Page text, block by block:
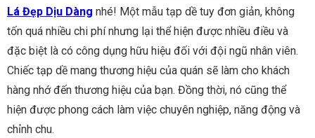
Lá Đẹp Dịu Dàng nhé! Một mẫu tạp dề tuy đơn giản, không
tốn quá nhiều chi phí nhưng lại thể hiện được nhiều điều và
đặc biệt là có công dụng hữu hiệu đối với đội ngũ nhân viên.
Chiếc tạp dề mang thương hiệu của quán sẽ làm cho khách
hàng nhớ đến thương hiệu của bạn. Đồng thời, nó cũng thể
hiện được phong cách làm việc chuyên nghiệp, năng động và
chỉnh chu.